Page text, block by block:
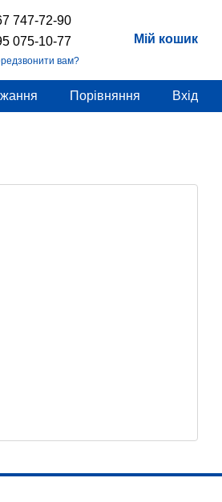
747-72-90
075-10-77
вам?
Мій кошик
Порівняння Вхід